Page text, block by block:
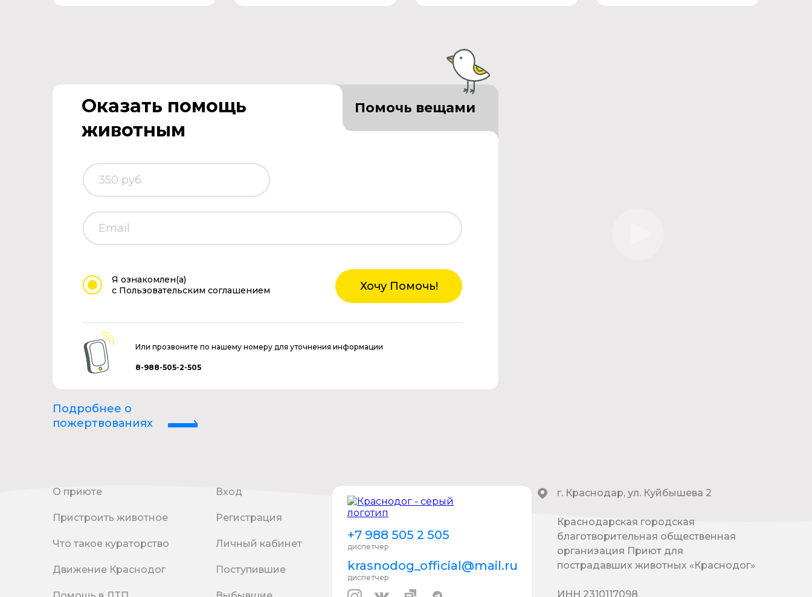
Оказать помощь
животным
Помочь вещами
Я ознакомлен(а)
с Пользовательским соглашением
Хочу Помочь!
Или прозвоните по нашему номеру для уточнения информации
8-988-505-2-505
Подробнее о
пожертвованиях
О приюте
Пристроить животное
Что такое кураторство
Движение Краснодог
Вход
Регистрация
Личный кабинет
Поступившие
+7 988 505 2 505
диспетчер
krasnodog_official@mail.ru
диспетчер
г. Краснодар, ул. Куйбышева 2
Краснодарская городская
благотворительная общественная
организация Приют для
пострадавших животных «Краснодог»
ИНН 2310117098